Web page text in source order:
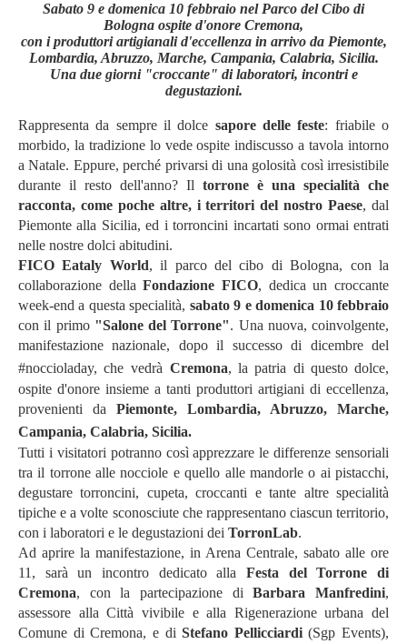
Sabato 9 e domenica 10 febbraio nel Parco del Cibo di
Bologna ospite d'onore Cremona,
con i produttori artigianali d'eccellenza in arrivo da Piemonte,
Lombardia, Abruzzo, Marche, Campania, Calabria, Sicilia.
Una due giorni "croccante" di laboratori, incontri e
degustazioni.
Rappresenta da sempre il dolce sapore delle feste: friabile o
morbido, la tradizione lo vede ospite indiscusso a tavola intorno
a Natale. Eppure, perché privarsi di una golosità così irresistibile
durante il resto dell'anno? Il torrone è una specialità che
racconta, come poche altre, i territori del nostro Paese, dal
Piemonte alla Sicilia, ed i torroncini incartati sono ormai entrati
nelle nostre dolci abitudini.
FICO Eataly World, il parco del cibo di Bologna, con la
collaborazione dellaFondazione FICO, dedica un croccante
week-end a questa specialità, sabato 9 e domenica 10 febbraio
con il primo "Salone del Torrone". Una nuova, coinvolgente,
manifestazione nazionale, dopo il successo di dicembre del
#noccioladay, che vedrà Cremona, la patria di questo dolce,
ospite d'onore insieme a tanti produttori artigiani di eccellenza,
provenienti da Piemonte, Lombardia, Abruzzo, Marche,
Campania, Calabria, Sicilia.
Tutti i visitatori potranno così apprezzare le differenze sensoriali
tra il torrone alle nocciole e quello alle mandorle o ai pistacchi,
degustare torroncini, cupeta, croccanti e tante altre specialità
tipiche e a volte sconosciute che rappresentano ciascun territorio,
con i laboratori e le degustazioni dei TorronLab.
Ad aprire la manifestazione, in Arena Centrale, sabato alle ore
11, sarà un incontro dedicato alla Festa del Torrone di
Cremona, con la partecipazione diBarbara Manfredini,
assessore alla Città vivibile e alla Rigenerazione urbana del
Comune di Cremona, e diStefano Pellicciardi(Sgp Events),